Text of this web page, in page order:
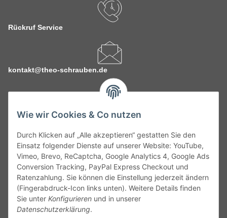
Wie wir Cookies & Co nutzen
Durch Klicken auf „Alle akzeptieren“ gestatten Sie den
Einsatz folgender Dienste auf unserer Website: YouTube,
Vimeo, Brevo, ReCaptcha, Google Analytics 4, Google Ads
Conversion Tracking, PayPal Express Checkout und
Ratenzahlung. Sie können die Einstellung jederzeit ändern
(Fingerabdruck-Icon links unten). Weitere Details finden
Sie unter Konfigurieren und in unserer
Datenschutzerklärung.
Rückruf Service
kontakt@theo-schrauben.de
Service
Gesetzliche Informationen
Alle technischen Angaben ohne Gewähr. Irrtümer und fehlerhafte
Angaben vorbehalten. Wenn Sie Datenblätter oder spezielle